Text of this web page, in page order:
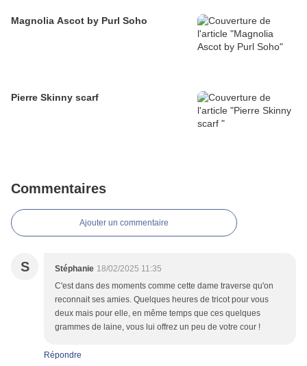
Magnolia Ascot by Purl Soho
Pierre Skinny scarf
Commentaires
Ajouter un commentaire
S Stéphanie 18/02/2025 11:35
C'est dans des moments comme cette dame traverse qu'on
reconnait ses amies. Quelques heures de tricot pour vous
deux mais pour elle, en même temps que ces quelques
grammes de laine, vous lui offrez un peu de votre cour !
Répondre